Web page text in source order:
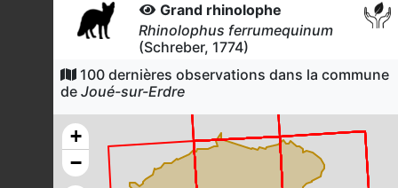
Grand rhinolophe
Rhinolophus ferrumequinum
(Schreber, 1774)
24observations
Dernière observation en
Loutre d'Europe
Lutra lutra(Linnaeus, 1758)
observations
Dernière observation en
100 dernières observations dans la commune
de Joué-sur-Erdre
+
−